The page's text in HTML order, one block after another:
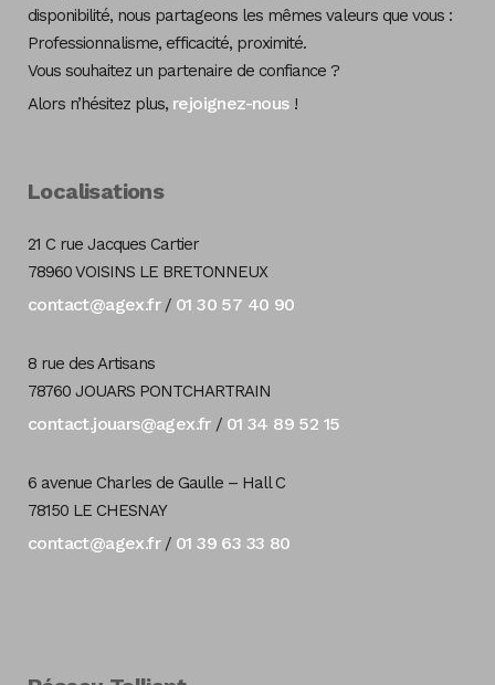
disponibilité, nous partageons les mêmes valeurs que vous :
Professionnalisme, efficacité, proximité.
Vous souhaitez un partenaire de confiance ?
Alors n’hésitez plus, rejoignez-nous!
Localisations
21 C rue Jacques Cartier
78960 VOISINS LE BRETONNEUX
contact@agex.fr/ 01 30 57 40 90
8 rue des Artisans
78760 JOUARS PONTCHARTRAIN
contact.jouars@agex.fr/ 01 34 89 52 15
6 avenue Charles de Gaulle – Hall C
78150 LE CHESNAY
contact@agex.fr/ 01 39 63 33 80